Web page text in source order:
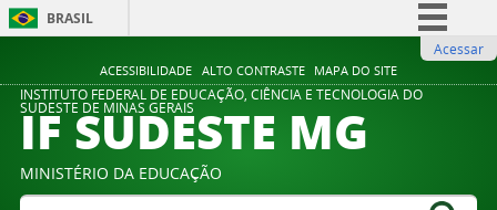
ACESSIBILIDADE ALTO CONTRASTE MAPA DO SITE
BRASIL
Comunica BR
Participe
Legislação
Acessar
INSTITUTO FEDERAL DE EDUCAÇÃO, CIÊNCIA E TECNOLOGIA DO
SUDESTE DE MINAS GERAIS
IF SUDESTE MG
MINISTÉRIO DA EDUCAÇÃO
Buscar no portal